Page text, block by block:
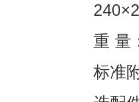
重 量
标准